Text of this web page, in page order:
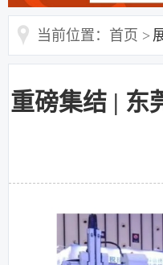
当前位置：首页 >
重磅集结 | 东